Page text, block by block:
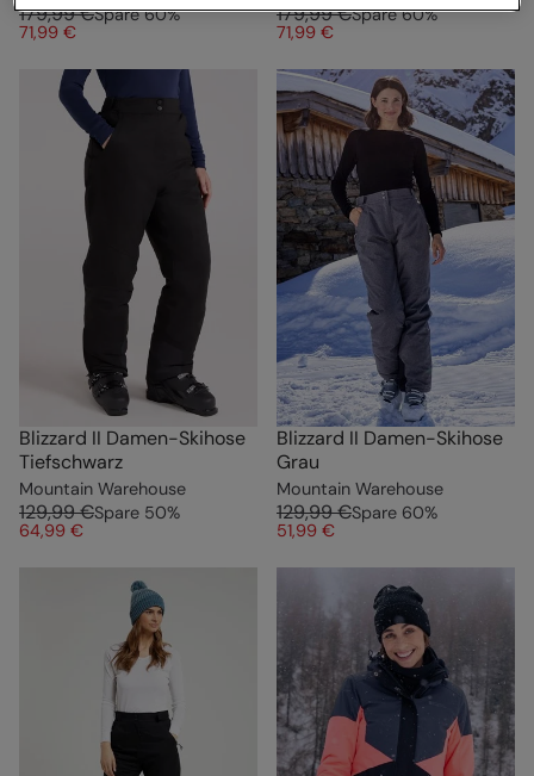
179,99 €Spare 60%
71,99 €
179,99 €Spare 60%
71,99 €
Blizzard II Damen-Skihose
Tiefschwarz
Mountain Warehouse
129,99 €Spare 50%
64,99 €
Blizzard II Damen-Skihose
Grau
Mountain Warehouse
129,99 €Spare 60%
51,99 €